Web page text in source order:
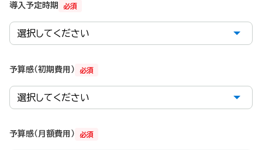
必須
導入予定時期
必須
予算感（初期費用）
必須
予算感（月額費用）